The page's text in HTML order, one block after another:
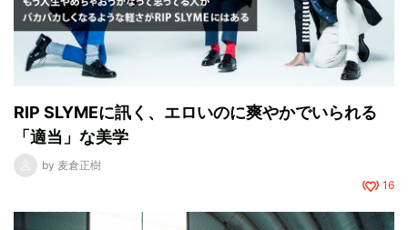
RIP SLYMEに訊く、エロいのに爽やかでいられる
「適当」な美学
by 麦倉正樹
16